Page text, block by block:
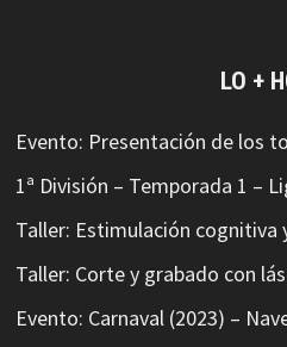
LO +
Evento: Presentación de los
1ª División – Temporada 1 –
Taller: Estimulación
Taller: Corte y grabado con
Evento: Carnaval (2023) –